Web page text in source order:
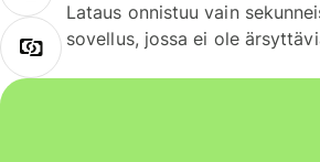
Lataus onnistuu vain
sovellus, jossa ei ole